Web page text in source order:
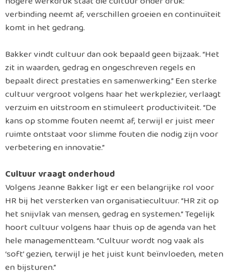
verbinding neemt af, verschillen groeien en continuïteit
komt in het gedrang.
Bakker vindt cultuur dan ook bepaald geen bijzaak. “Het
zit in waarden, gedrag en ongeschreven regels en
bepaalt direct prestaties en samenwerking.” Een sterke
cultuur vergroot volgens haar het werkplezier, verlaagt
verzuim en uitstroom en stimuleert productiviteit. “De
kans op stomme fouten neemt af, terwijl er juist meer
ruimte ontstaat voor slimme fouten die nodig zijn voor
verbetering en innovatie.”
Cultuur vraagt onderhoud
Volgens Jeanne Bakker ligt er een belangrijke rol voor
HR bij het versterken van organisatiecultuur. “HR zit op
het snijvlak van mensen, gedrag en systemen.” Tegelijk
hoort cultuur volgens haar thuis op de agenda van het
hele managementteam. “Cultuur wordt nog vaak als
‘soft’ gezien, terwijl je het juist kunt beïnvloeden, meten
en bijsturen.”